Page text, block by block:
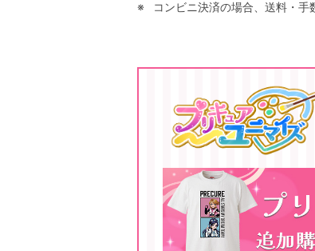
※
コンビニ決済の場合、送料・